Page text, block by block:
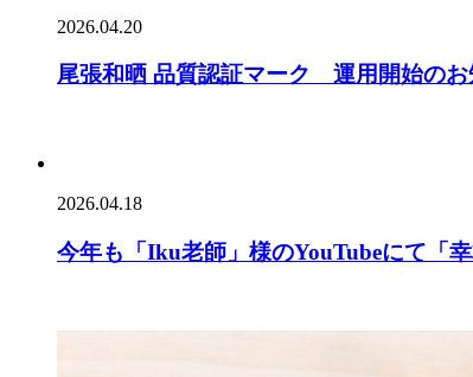
2026.04.20
尾張和晒 品質認証マーク 運用開始のお
2026.04.18
今年も「Iku老師」様のYouTubeにて「